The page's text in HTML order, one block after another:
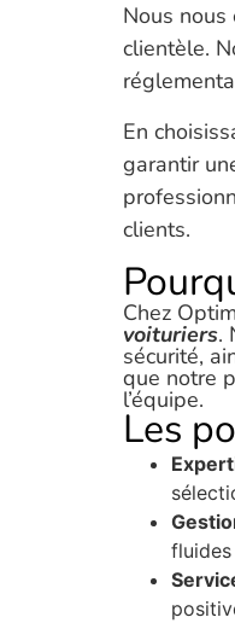
Nous
clientèle.
En
garantir
clients.
Chez
voituriers.
sécurité,
que notre
l’équipe.
Les